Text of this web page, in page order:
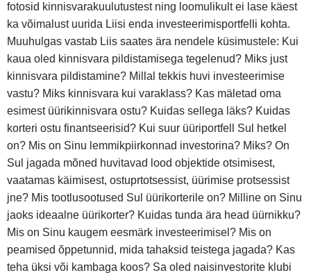
fotosid kinnisvarakuulutustest ning loomulikult ei lase käest
ka võimalust uurida Liisi enda investeerimisportfelli kohta.
Muuhulgas vastab Liis saates ära nendele küsimustele: Kui
kaua oled kinnisvara pildistamisega tegelenud? Miks just
kinnisvara pildistamine? Millal tekkis huvi investeerimise
vastu? Miks kinnisvara kui varaklass? Kas mäletad oma
esimest üürikinnisvara ostu? Kuidas sellega läks? Kuidas
korteri ostu finantseerisid? Kui suur üüriportfell Sul hetkel
on? Mis on Sinu lemmikpiirkonnad investorina? Miks? On
Sul jagada mõned huvitavad lood objektide otsimisest,
vaatamas käimisest, ostuprtotsessist, üürimise protsessist
jne? Mis tootlusootused Sul üürikorterile on? Milline on Sinu
jaoks ideaalne üürikorter? Kuidas tunda ära head üürnikku?
Mis on Sinu kaugem eesmärk investeerimisel? Mis on
peamised õppetunnid, mida tahaksid teistega jagada? Kas
teha üksi või kambaga koos? Sa oled naisinvestorite klubi